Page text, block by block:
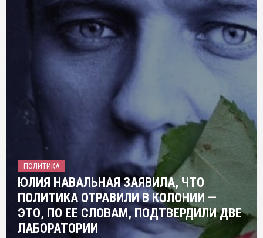
ПОЛИТИКА
ЮЛИЯ НАВАЛЬНАЯ ЗАЯВИЛА, ЧТО
ПОЛИТИКА ОТРАВИЛИ В КОЛОНИИ —
ЭТО, ПО ЕЕ СЛОВАМ, ПОДТВЕРДИЛИ ДВЕ
ЛАБОРАТОРИИ